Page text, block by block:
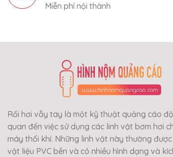
Miễn phí nội thành
Rối hơi vẫy tay là một kỹ thuật quảng cáo
quan đến việc sử dụng các linh vật bơm hơi
máy thổi khí. Những linh vật này thường
vật liệu PVC bền và có nhiều hình dạng và